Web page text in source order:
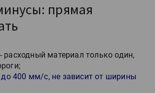
прямая
расходный материал только один,
до 400 мм/с, не зависит от ширины